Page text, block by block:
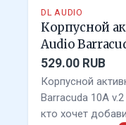
DL AUDIO
Корпусной
Audio
529.00 RUB
Корпусной
Barracuda 10A
кто хочет